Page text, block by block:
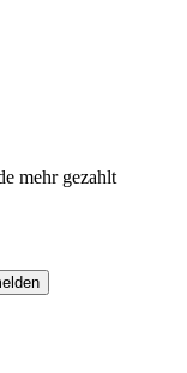
mehr gezahlt